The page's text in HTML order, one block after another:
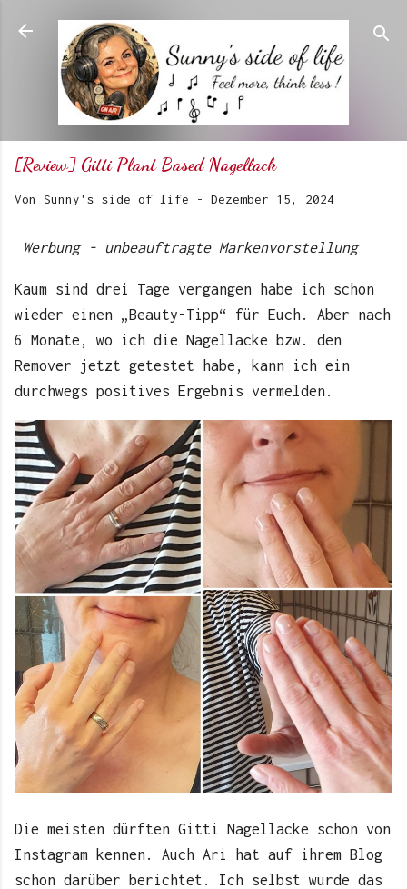
Direkt zum Hauptbereich
[Review] Gitti Plant Based Nagellack
Von Sunny's side of life - Dezember 15, 2024
Werbung - unbeauftragte Markenvorstellung
Kaum sind drei Tage vergangen habe ich schon
wieder einen „Beauty-Tipp“ für Euch. Aber nach
6 Monate, wo ich die Nagellacke bzw. den
Remover jetzt getestet habe, kann ich ein
durchwegs positives Ergebnis vermelden.
Die meisten dürften Gitti Nagellacke schon von
Instagram kennen. Auch Ari hat auf ihrem Blog
schon darüber berichtet. Ich selbst wurde das